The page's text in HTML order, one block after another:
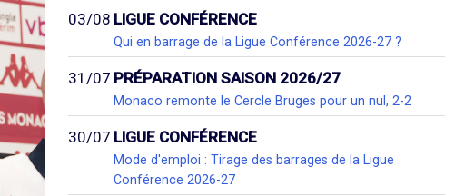
03/08 LIGUE CONFÉRENCE
Qui en barrage de la Ligue Conférence 2026-27 ?
31/07 PRÉPARATION SAISON 2026/27
Monaco remonte le Cercle Bruges pour un nul, 2-2
30/07 LIGUE CONFÉRENCE
Mode d'emploi : Tirage des barrages de la Ligue
Conférence 2026-27